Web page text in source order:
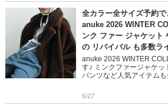
全カラー全サイズ予約
anuke 2026 WINTER
ンク ファー ジャケット
の リバイバル も多数ラ
anuke 2026 WINTER
す♪ ミンクファージャケ
パンツなど人気アイテム
6/27